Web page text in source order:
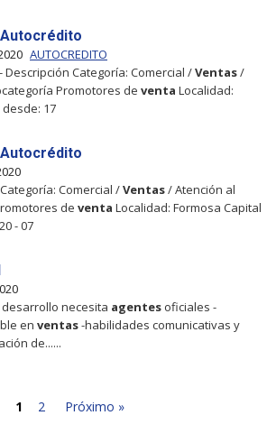
AUTOCREDITO
Descripción Categoría: Comercial /Ventas/
Promotores de venta Localidad:
17
Comercial /Ventas/ Atención al
de venta Localidad: Formosa Capital
- 07
necesita agentes oficiales -
en ventas-habilidades comunicativas y
de......
1 2 Próximo »